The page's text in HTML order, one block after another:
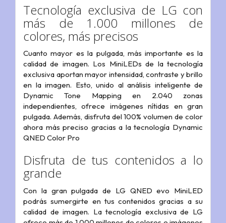
Tecnología exclusiva de LG con
más de 1.000 millones de
colores, más precisos
Cuanto mayor es la pulgada, más importante es la
calidad de imagen. Los MiniLEDs de la tecnología
exclusiva aportan mayor intensidad, contraste y brillo
en la imagen. Esto, unido al análisis inteligente de
Dynamic Tone Mapping en 2.040 zonas
independientes, ofrece imágenes nítidas en gran
pulgada. Además, disfruta del 100% volumen de color
ahora más preciso gracias a la tecnología Dynamic
QNED Color Pro
Disfruta de tus contenidos a lo
grande
Con la gran pulgada de LG QNED evo MiniLED
podrás sumergirte en tus contenidos gracias a su
calidad de imagen. La tecnología exclusiva de LG